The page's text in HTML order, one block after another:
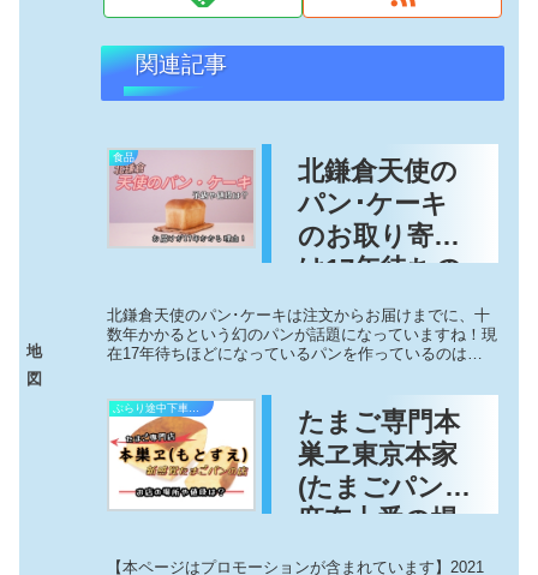
地
図
関連記事
食品
北鎌倉天使の
パン･ケーキ
のお取り寄せ
は17年待ちの
理由や予約に
値段と口コミ
は？
北鎌倉天使のパン･ケーキは注文からお届けまでに、十
数年かかるという幻のパンが話題になっていますね！現
在17年待ちほどになっているパンを作っているのは元
良泉己さんが作っている「天使のパン」は...
ぶらり途中下車の旅
たまご専⾨本
巣ヱ東京本家
(たまごパン)
麻布十番の場
所や値段に口
【本ページはプロモーションが含まれています】2021